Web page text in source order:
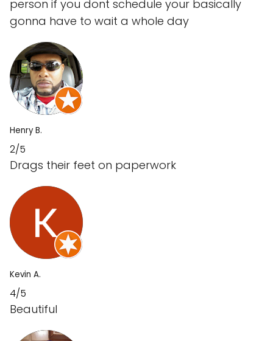
person if you dont schedule your basically
gonna have to wait a whole day
Henry B.
2/5
Drags their feet on paperwork
Kevin A.
4/5
Beautiful